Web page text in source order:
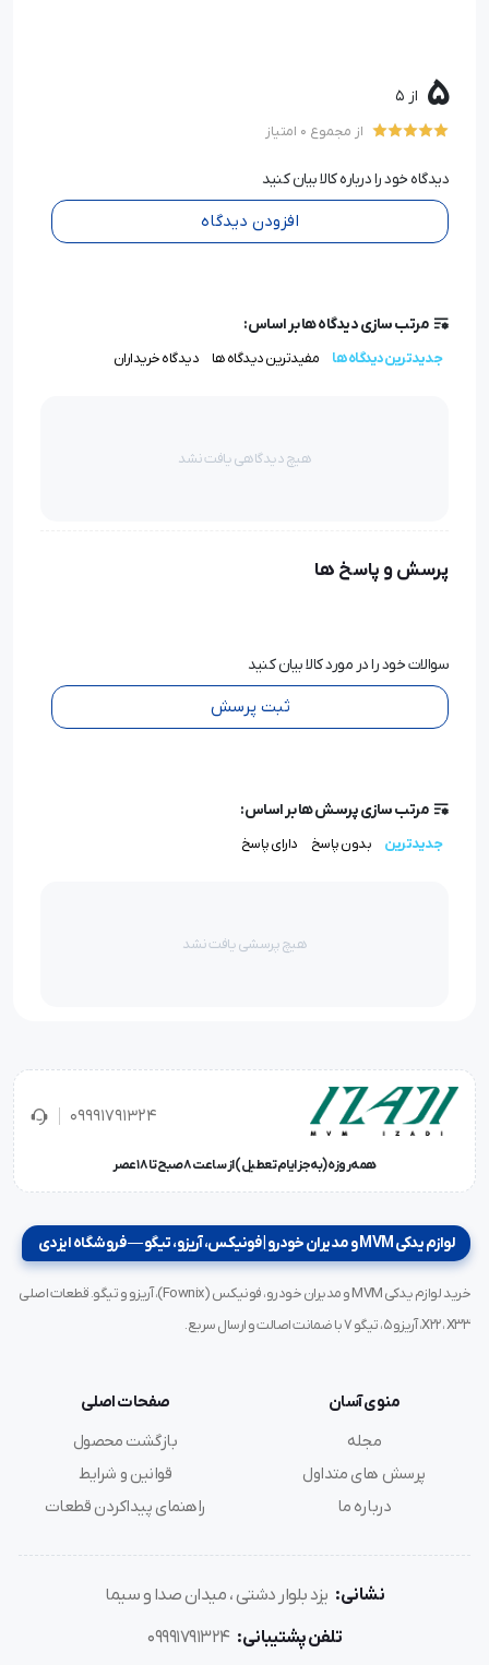
5 از 5
از مجموع 0 امتیاز
دیدگاه خود را درباره کالا بیان کنید
افزودن دیدگاه
مرتب سازی دیدگاه ها بر اساس:
جدیدترین دیدگاه ها مفیدترین دیدگاه ها دیدگاه خریداران
هیچ دیدگاهی یافت نشد
پرسش و پاسخ ها
سوالات خود را در مورد کالا بیان کنید
ثبت پرسش
مرتب سازی پرسش ها بر اساس:
جدیدترین بدون پاسخ دارای پاسخ
هیچ پرسشی یافت نشد
09991791324
همه‌روزه (به‌جز ایام تعطیل) از ساعت ۸ صبح تا ۱۸ عصر
لوازم یدکی MVM و مدیران خودرو | فونیکس، آریزو، تیگو — فروشگاه ایزدی
خرید لوازم یدکی MVM و مدیران خودرو، فونیکس (Fownix)، آریزو و تیگو. قطعات اصلی
X22، X33، آریزو ۵، تیگو ۷ با ضمانت اصالت و ارسال سریع.
منوی آسان
مجله
پرسش های متداول
درباره ما
صفحات اصلی
بازگشت محصول
قوانین و شرایط
راهنمای پیداکردن قطعات
نشانی: یزد بلوار دشتی ، میدان صدا و سیما
تلفن پشتیبانی: 09991791324